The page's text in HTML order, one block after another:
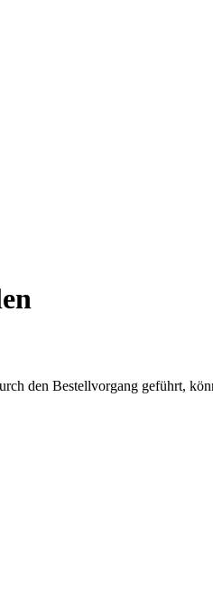
den Bestellvorgang geführt,